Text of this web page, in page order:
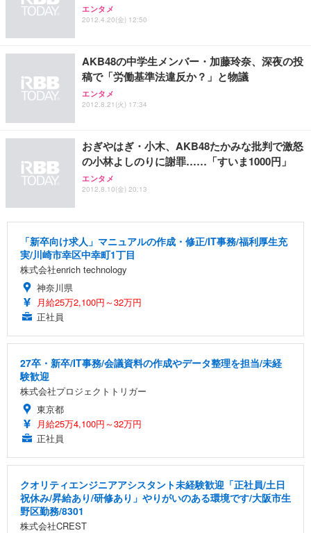
ワーク チェア 強化バックレスト 30度ロッキング機
能 人間工学 椅子 腰サポート 90度跳ね上げ式アーム
務用 おしゃれ パソコンチェア (ホワイト)
ANDWINT オフィスチェア デスクチェア 肘なし メ
ッシュ 通気性 ランバーサポート付き 腰サポート ガ
ス圧無段階昇降 360度回転 キャスター付き コンパク
ー フルHD（1920×1080）VA 非光沢 HDMI/DisplayP
ort/VGA スピーカー内蔵 高さ調整 スイベル VESA対
【MiniLED/24.5inch/280Hz/FHD】GRAPHT THE S
HOOTER Gaming Monitor 24” Essential ゲーミン
グモニター QD 24.5インチ 1ms FHD 量子ドット 残
限定】 Smart Basic アイリスオーヤマ ペットシーツ
超厚型 お徳用 ワイド 100枚入 (x 1) (ケース販売)
アイリスオーヤマ ペットシーツ 超厚型 お徳用 レギ
ュラー 200枚入【Amazon.co.jp限定】
エンタメ
2012.4.20(金) 12:50
AKB48の中学生メンバー・加藤玲奈、深夜の投
稿で「労働基準法違反か？」と物議
エンタメ
2012.8.21(火) 17:34
おぎやはぎ・小木、AKB48たかみな批判で激怒
の小林よしのりに謝罪……「すいま1000円」
エンタメ
2012.8.10(金) 20:13
「新卒向け求人」マニュアルの作成・修正/IT事務/福利厚生充
実/川崎市幸区中幸町1丁目
株式会社enrich technology
神奈川県
月給25万2,100円～32万円
正社員
27卒・新卒/IT事務/会議資料の作成やデータ整理を担当/未経
験歓迎
株式会社プロジェクトトリガー
東京都
月給25万4,100円～32万円
正社員
クオリティエンジニアアシスタント未経験歓迎「正社員/土日
祝休み/昇給あり/研修あり」やりがいのある環境です/大阪市生
野区勤務/8301
株式会社CREST